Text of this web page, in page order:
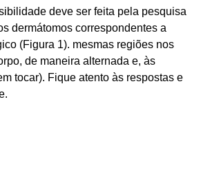
deve ser feita pela pesquisa
dermátomos correspondentes a
(Figura 1). mesmas regiões nos
de maneira alternada e, às
tocar). Fique atento às respostas e